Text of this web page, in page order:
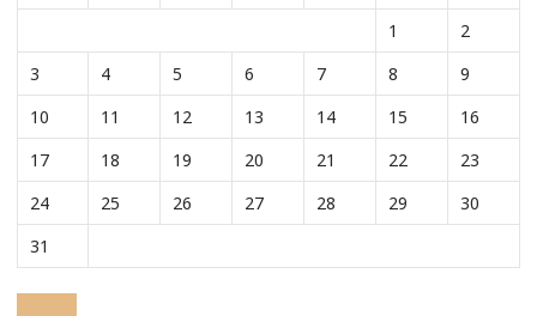
1
2
3
4 5 6 7 8
9
10
11 12 13 14 15
16
17
18 19 20 21 22
23
24
25 26 27 28 29
30
31